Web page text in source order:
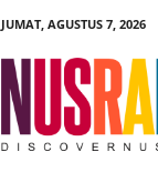
JUMAT, AGUSTUS 7, 2026
a